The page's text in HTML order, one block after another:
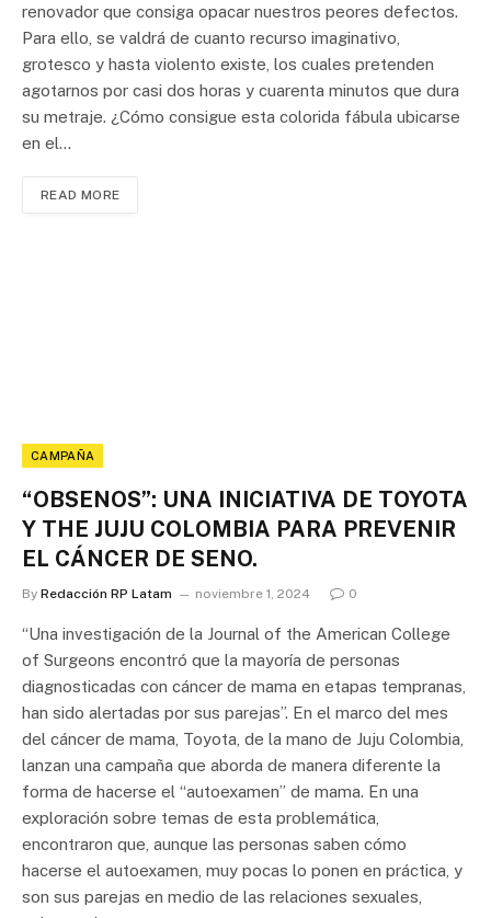
renovador que consiga opacar nuestros peores defectos.
Para ello, se valdrá de cuanto recurso imaginativo,
grotesco y hasta violento existe, los cuales pretenden
agotarnos por casi dos horas y cuarenta minutos que dura
su metraje. ¿Cómo consigue esta colorida fábula ubicarse
en el…
READ MORE
CAMPAÑA
“OBSENOS”: UNA INICIATIVA DE TOYOTA
Y THE JUJU COLOMBIA PARA PREVENIR
EL CÁNCER DE SENO.
By Redacción RP Latam noviembre 1, 2024 0
“Una investigación de la Journal of the American College
of Surgeons encontró que la mayoría de personas
diagnosticadas con cáncer de mama en etapas tempranas,
han sido alertadas por sus parejas”. En el marco del mes
del cáncer de mama, Toyota, de la mano de Juju Colombia,
lanzan una campaña que aborda de manera diferente la
forma de hacerse el “autoexamen” de mama. En una
exploración sobre temas de esta problemática,
encontraron que, aunque las personas saben cómo
hacerse el autoexamen, muy pocas lo ponen en práctica, y
son sus parejas en medio de las relaciones sexuales,